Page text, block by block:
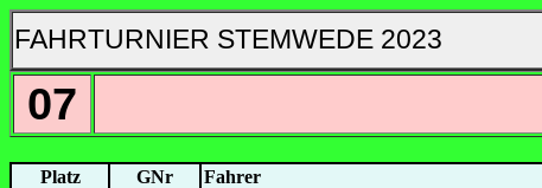
FAHRTURNIER STEMWEDE 2023
07
Platz GNr Fahrer